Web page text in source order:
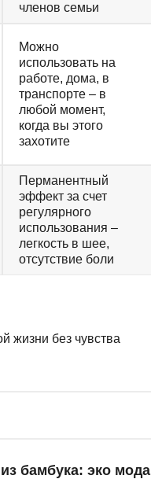
членов семьи
Можно
использовать на
работе, дома, в
транспорте – в
любой момент,
когда вы этого
захотите
Перманентный
эффект за счет
регулярного
использования –
легкость в шее,
отсутствие боли
жизни без чувства
бамбука: эко мода